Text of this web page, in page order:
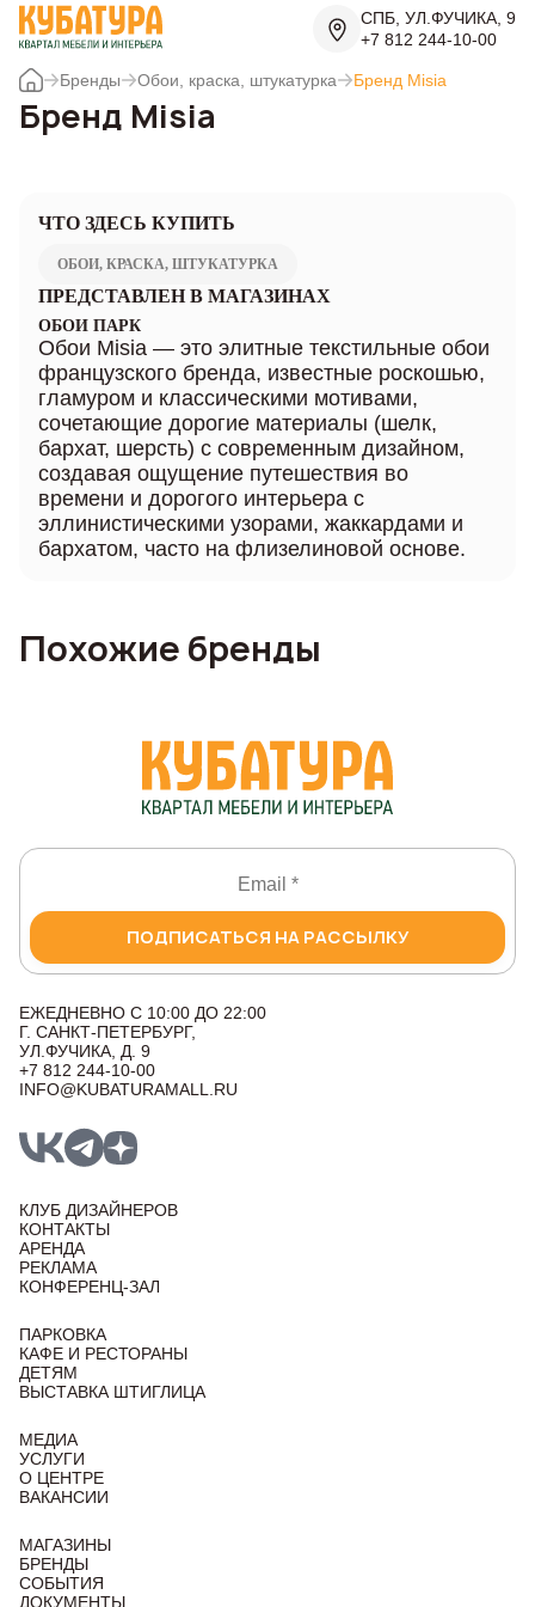
СПБ, УЛ.ФУЧИКА, 9
+7 812 244-10-00
Бренды Обои, краска, штукатурка Бренд Misia
Бренд Misia
ЧТО ЗДЕСЬ КУПИТЬ
ОБОИ, КРАСКА, ШТУКАТУРКА
ПРЕДСТАВЛЕН В МАГАЗИНАХ
ОБОИ ПАРК
Обои Misia — это элитные текстильные обои
французского бренда, известные роскошью,
гламуром и классическими мотивами,
сочетающие дорогие материалы (шелк,
бархат, шерсть) с современным дизайном,
создавая ощущение путешествия во
времени и дорогого интерьера с
эллинистическими узорами, жаккардами и
бархатом, часто на флизелиновой основе.
Похожие бренды
ПОДПИСАТЬСЯ НА РАССЫЛКУ
ЕЖЕДНЕВНО С 10:00 ДО 22:00
Г. САНКТ-ПЕТЕРБУРГ,
УЛ.ФУЧИКА, Д. 9
+7 812 244-10-00
INFO@KUBATURAMALL.RU
КЛУБ ДИЗАЙНЕРОВ
КОНТАКТЫ
АРЕНДА
РЕКЛАМА
КОНФЕРЕНЦ-ЗАЛ
ПАРКОВКА
КАФЕ И РЕСТОРАНЫ
ДЕТЯМ
ВЫСТАВКА ШТИГЛИЦА
МЕДИА
УСЛУГИ
О ЦЕНТРЕ
ВАКАНСИИ
МАГАЗИНЫ
БРЕНДЫ
СОБЫТИЯ
ДОКУМЕНТЫ